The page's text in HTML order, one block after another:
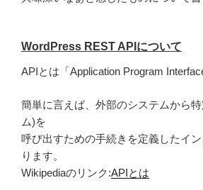
WordPress REST APIについて
APIとは「Application Program
簡単に言えば、外部のシステムから
ム)を
呼び出すための手続きを定義したイ
ります。
Wikipediaのリンク:APIとは